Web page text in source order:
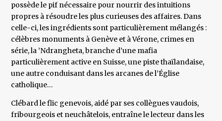
possède le pif nécessaire pour nourrir des intuitions
propres à résoudre les plus curieuses des affaires. Dans
celle-ci, les ingrédients sont particulièrement mélangés :
célèbres monuments à Genève et à Vérone, crimes en
série, la ’Ndrangheta, branche d’une mafia
particulièrement active en Suisse, une piste thaïlandaise,
une autre conduisant dans les arcanes de l’Église
catholique…
Clébard le flic genevois, aidé par ses collègues vaudois,
fribourgeois et neuchâtelois, entraîne le lecteur dans les